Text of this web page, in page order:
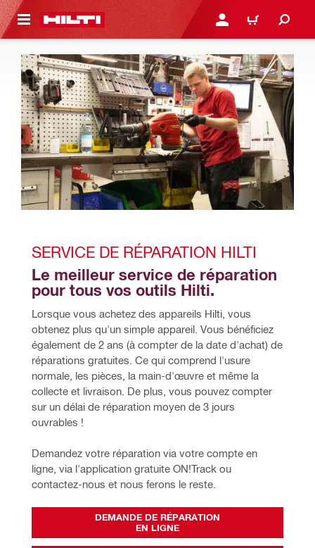
CONTENT CONNEXION OU
PANIER
SERVICE DE RÉPARATION HILTI
Le meilleur service de réparation
pour tous vos outils Hilti.
Lorsque vous achetez des appareils Hilti, vous
obtenez plus qu'un simple appareil. Vous bénéficiez
également de 2 ans (à compter de la date d'achat) de
réparations gratuites. Ce qui comprend l'usure
normale, les pièces, la main-d'œuvre et même la
collecte et livraison. De plus, vous pouvez compter
sur un délai de réparation moyen de 3 jours
ouvrables !
Demandez votre réparation via votre compte en
ligne, via l'application gratuite ON!Track ou
contactez-nous et nous ferons le reste.
DEMANDE DE RÉPARATION
EN LIGNE